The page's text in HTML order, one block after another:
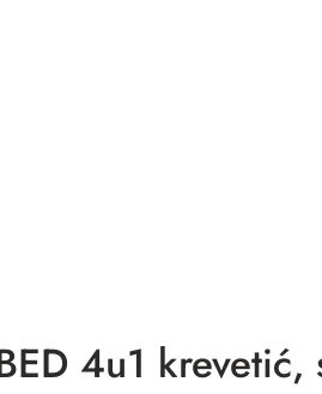
4u1 krevetić,